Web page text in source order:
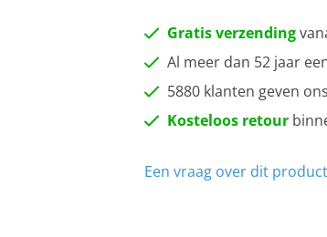
Gratis verzending
Al meer dan 52 jaar
5880 klanten geven
Kosteloos retour
Een vraag over dit